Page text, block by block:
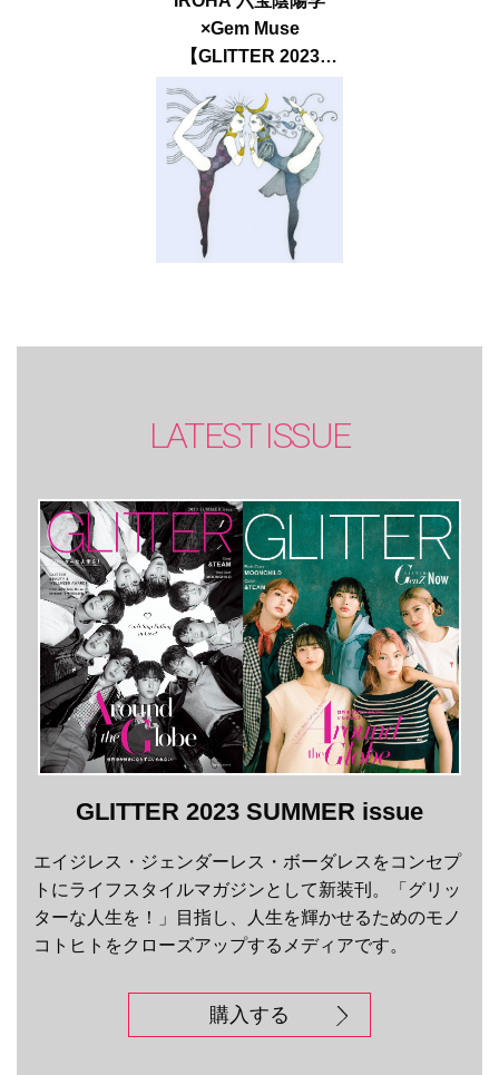
×Gem Muse
【GLITTER 2023
SUMMER issue】
LATEST ISSUE
GLITTER 2023 SUMMER issue
エイジレス・ジェンダーレス・ボーダレスをコンセプ
トにライフスタイルマガジンとして新装刊。「グリッ
ターな人生を！」目指し、人生を輝かせるためのモノ
コトヒトをクローズアップするメディアです。
購入する